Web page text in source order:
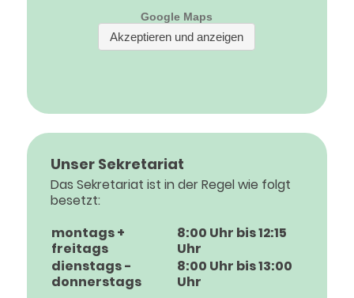
Unser Sekretariat
Das Sekretariat ist in der Regel wie folgt
besetzt:
montags +
freitags
8:00 Uhr bis 12:15
Uhr
dienstags -
donnerstags
8:00 Uhr bis 13:00
Uhr